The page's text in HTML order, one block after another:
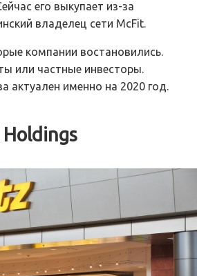
его выкупает из-за
владелец сети McFit.
компании востановились.
или частные инвесторы.
актуален именно на 2020 год.
Holdings